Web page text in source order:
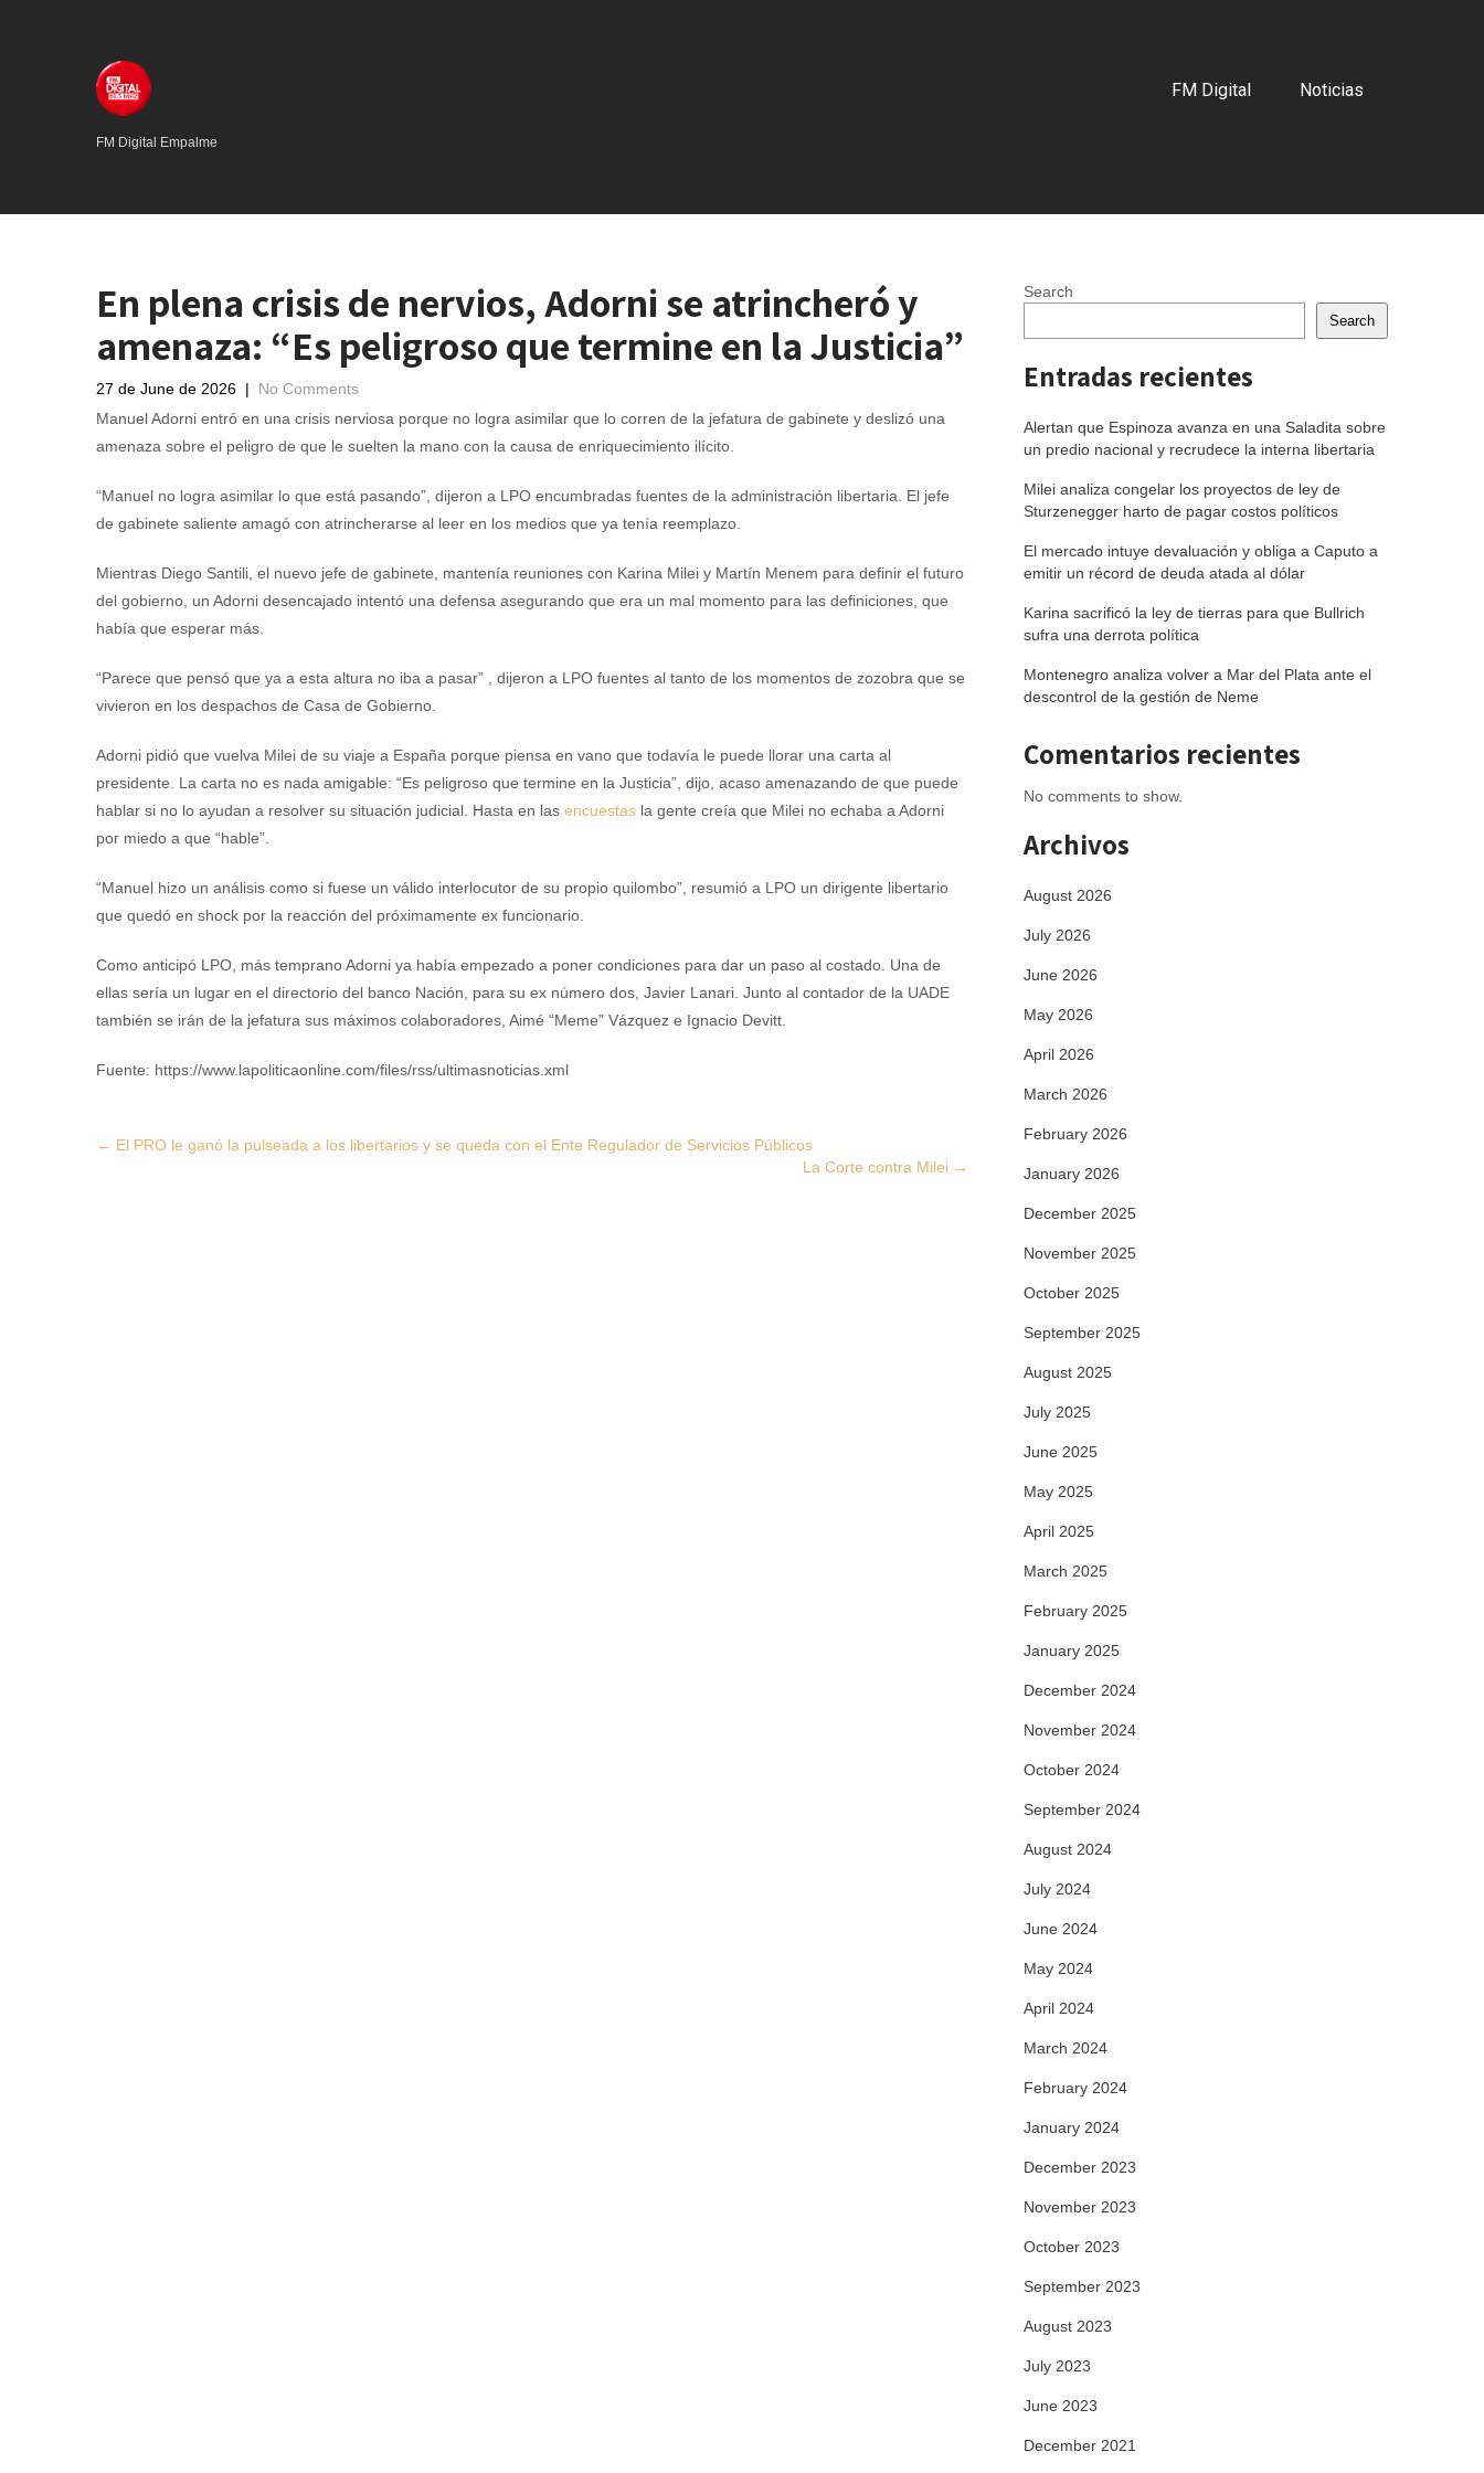
FM Digital Empalme
FM Digital Noticias
En plena crisis de nervios, Adorni se atrincheró y
amenaza: “Es peligroso que termine en la Justicia”
27 de June de 2026 | No Comments
Manuel Adorni entró en una crisis nerviosa porque no logra asimilar que lo corren de la jefatura de gabinete y deslizó una
amenaza sobre el peligro de que le suelten la mano con la causa de enriquecimiento ilícito.
“Manuel no logra asimilar lo que está pasando”, dijeron a LPO encumbradas fuentes de la administración libertaria. El jefe
de gabinete saliente amagó con atrincherarse al leer en los medios que ya tenía reemplazo.
Mientras Diego Santili, el nuevo jefe de gabinete, mantenía reuniones con Karina Milei y Martín Menem para definir el futuro
del gobierno, un Adorni desencajado intentó una defensa asegurando que era un mal momento para las definiciones, que
había que esperar más.
“Parece que pensó que ya a esta altura no iba a pasar” , dijeron a LPO fuentes al tanto de los momentos de zozobra que se
vivieron en los despachos de Casa de Gobierno.
Adorni pidió que vuelva Milei de su viaje a España porque piensa en vano que todavía le puede llorar una carta al
presidente. La carta no es nada amigable: “Es peligroso que termine en la Justicia”, dijo, acaso amenazando de que puede
hablar si no lo ayudan a resolver su situación judicial. Hasta en las encuestas la gente creía que Milei no echaba a Adorni
por miedo a que “hable”.
“Manuel hizo un análisis como si fuese un válido interlocutor de su propio quilombo”, resumió a LPO un dirigente libertario
que quedó en shock por la reacción del próximamente ex funcionario.
Como anticipó LPO, más temprano Adorni ya había empezado a poner condiciones para dar un paso al costado. Una de
ellas sería un lugar en el directorio del banco Nación, para su ex número dos, Javier Lanari. Junto al contador de la UADE
también se irán de la jefatura sus máximos colaboradores, Aimé “Meme” Vázquez e Ignacio Devitt.
Fuente: https://www.lapoliticaonline.com/files/rss/ultimasnoticias.xml
Post
← El PRO le ganó la pulseada a los libertarios y se queda con el Ente Regulador de Servicios Públicos
La Corte contra Milei →
Search
Search
Entradas recientes
Alertan que Espinoza avanza en una Saladita sobre
un predio nacional y recrudece la interna libertaria
Milei analiza congelar los proyectos de ley de
Sturzenegger harto de pagar costos políticos
El mercado intuye devaluación y obliga a Caputo a
emitir un récord de deuda atada al dólar
Karina sacrificó la ley de tierras para que Bullrich
sufra una derrota política
Montenegro analiza volver a Mar del Plata ante el
descontrol de la gestión de Neme
Comentarios recientes
No comments to show.
Archivos
August 2026
July 2026
June 2026
May 2026
April 2026
March 2026
February 2026
January 2026
December 2025
November 2025
October 2025
September 2025
August 2025
July 2025
June 2025
May 2025
April 2025
March 2025
February 2025
January 2025
December 2024
November 2024
October 2024
September 2024
August 2024
July 2024
June 2024
May 2024
April 2024
March 2024
February 2024
January 2024
December 2023
November 2023
October 2023
September 2023
August 2023
July 2023
June 2023
December 2021